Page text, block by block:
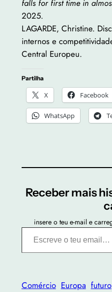
falls for first time in
2025.
LAGARDE, Christine.
internos e
Central Europeu.
Partilha
X Facebook
WhatsApp
Receber mais
insere o teu e-mail e
Escreve o teu email…
Comércio Europa futuro